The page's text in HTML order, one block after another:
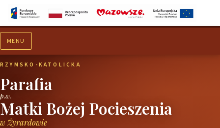
MENU
RZYMSKO-KATOLICKA
Parafia
p.w.
Matki Bożej Pocieszenia
w Żyrardowie